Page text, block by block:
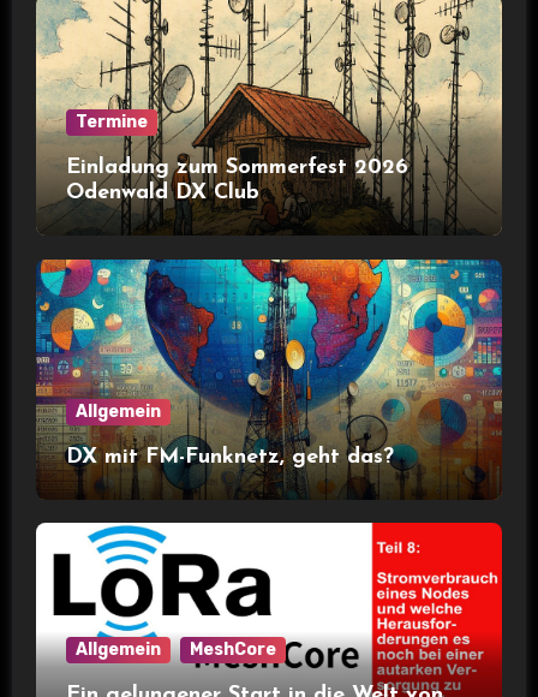
Termine
Einladung zum Sommerfest 2026
Odenwald DX Club
Allgemein
DX mit FM-Funknetz, geht das?
Allgemein MeshCore